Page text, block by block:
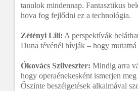
tanulok mindennap. Fantasztikus
hova fog fejlődni ez a technológia.
Zétényi Lili: A perspektívák
Duna tévénél hívják – hogy
Ókovács Szilveszter: Mindig arra
hogy operaénekesként ismerjen
Őszinte beszélgetések alkalmával